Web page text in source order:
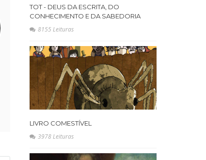
TOT - DEUS DA ESCRITA, DO
CONHECIMENTO E DA SABEDORIA
8155 Leituras
LIVRO COMESTÍVEL
3978 Leituras